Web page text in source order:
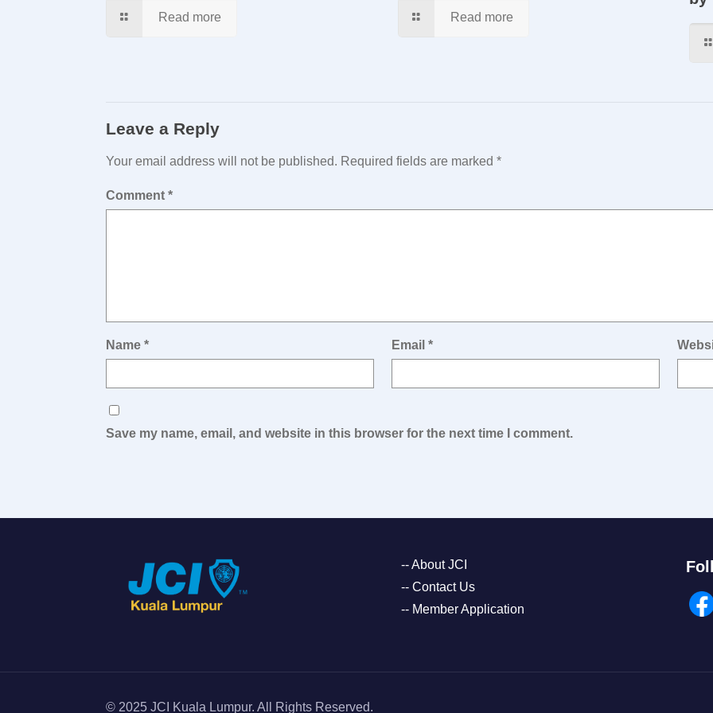
Read more Read more
Leave a Reply
Your email address will not be published. Required fields are marked *
Comment *
Name * Email *
Save my name, email, and website in this browser for the next time I comment.
-- About JCI
-- Contact Us
-- Member Application
© 2025 JCI Kuala Lumpur. All Rights Reserved.